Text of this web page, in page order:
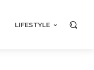
LIFESTYLE